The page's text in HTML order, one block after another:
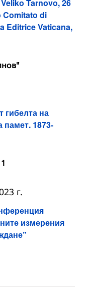
Tarnovo, 26
Comitato di
Editrice Vaticana,
гибелта на
памет. 1873-
измерения
г.